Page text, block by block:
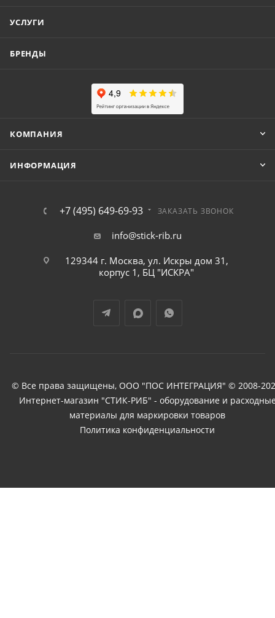
УСЛУГИ
БРЕНДЫ
КОМПАНИЯ
ИНФОРМАЦИЯ
+7 (495) 649-69-93 ЗАКАЗАТЬ ЗВОНОК
info@stick-rib.ru
129344 г. Москва, ул. Искры дом 31,
корпус 1, БЦ "ИСКРА"
© Все права защищены, ООО "ПОС ИНТЕГРАЦИЯ" © 2008-
Интернет-магазин "СТИК-РИБ" - оборудование и
материалы для маркировки товаров
Политика конфиденциальности